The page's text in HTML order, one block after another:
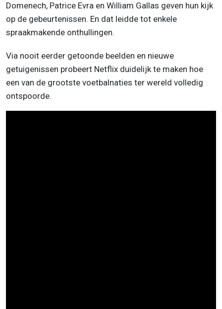
Domenech, Patrice Evra en William Gallas geven hun kijk
op de gebeurtenissen. En dat leidde tot enkele
spraakmakende onthullingen.
Via nooit eerder getoonde beelden en nieuwe
getuigenissen probeert Netflix duidelijk te maken hoe
een van de grootste voetbalnaties ter wereld volledig
ontspoorde.